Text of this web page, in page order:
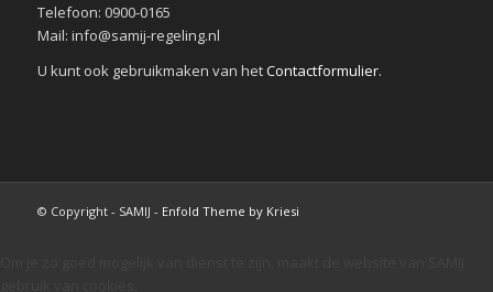
Telefoon: 0900-0165
Mail: info@samij-regeling.nl
U kunt ook gebruikmaken van hetContactformulier.
© Copyright - SAMIJ - Enfold Theme by Kriesi